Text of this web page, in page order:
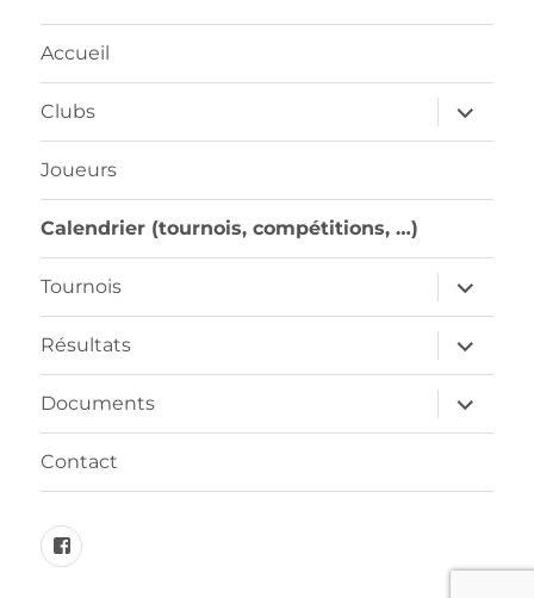
Accueil
Clubs
ouvrir
le
sous-
Joueurs
Calendrier (tournois, compétitions, …)
Tournois
ouvrir
le
sous-
menu
Résultats
ouvrir
le
sous-
menu
Documents
ouvrir
le
sous-
Contact
FB